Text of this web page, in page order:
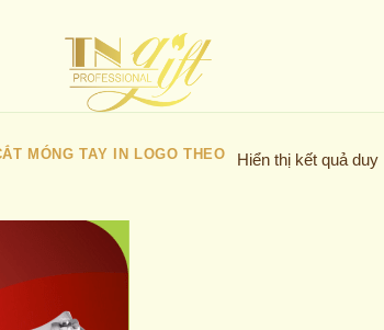
MÓNG TAY IN LOGO THEO
Hiển thị kết quả duy